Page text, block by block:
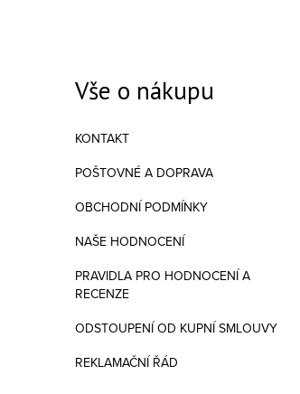
Vše o nákupu
KONTAKT
POŠTOVNÉ A DOPRAVA
OBCHODNÍ PODMÍNKY
NAŠE HODNOCENÍ
PRAVIDLA PRO HODNOCENÍ A
RECENZE
ODSTOUPENÍ OD KUPNÍ SMLOUVY
REKLAMAČNÍ ŘÁD